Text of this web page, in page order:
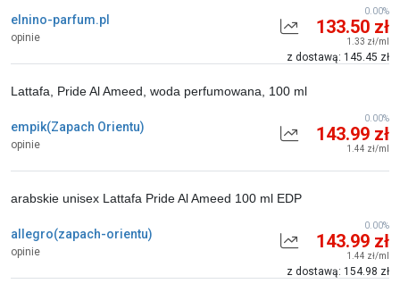
elnino-parfum.pl
opinie 133.50 zł
1.33 zł/ml
z dostawą: 145.45 zł
0.00%
empik(Zapach Orientu)
opinie
Lattafa, Pride Al Ameed, woda perfumowana, 100 ml
143.99 zł
1.44 zł/ml
0.00%
allegro(zapach-orientu)
opinie
arabskie unisex Lattafa Pride Al Ameed 100 ml EDP
143.99 zł
1.44 zł/ml
z dostawą: 154.98 zł
0.00%